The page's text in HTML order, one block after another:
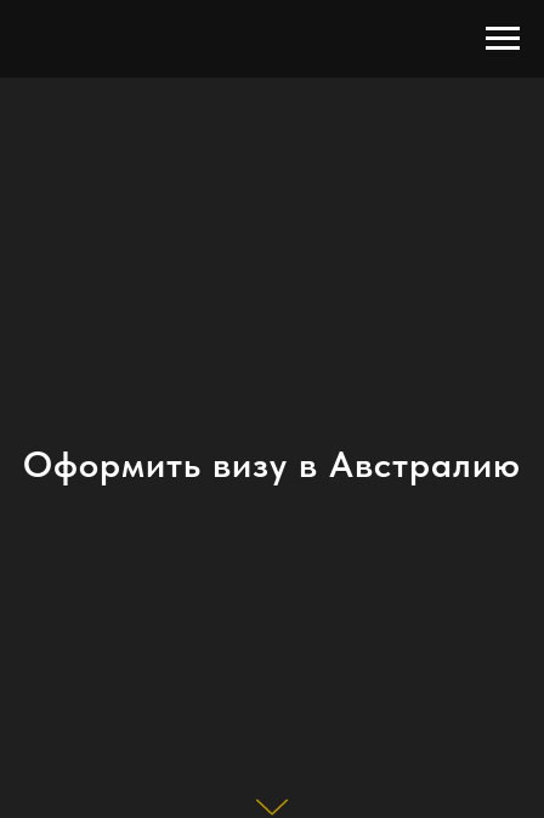
Оформить визу в Австралию